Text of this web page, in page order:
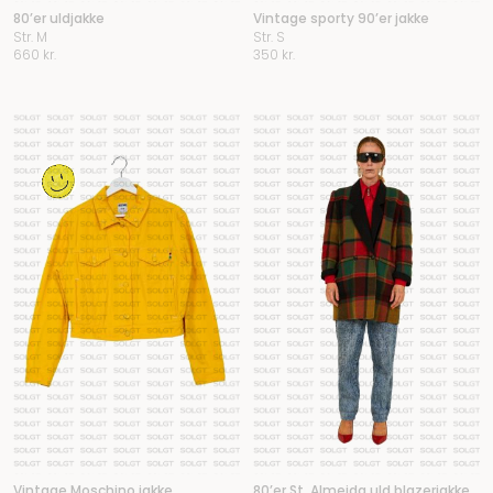
80’er uldjakke
Str. M
660 kr.
Vintage sporty 90’er jakke
Str. S
350 kr.